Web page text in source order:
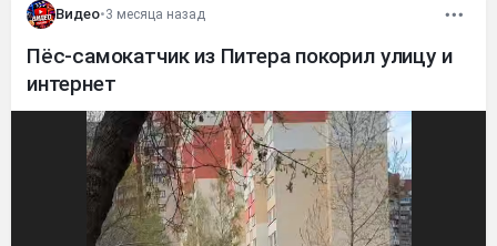
Видео•3 месяца назад
Пёс-самокатчик из Питера покорил улицу и
интернет